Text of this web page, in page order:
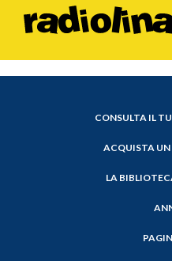
CONSULTA IL
ACQUISTA
LA